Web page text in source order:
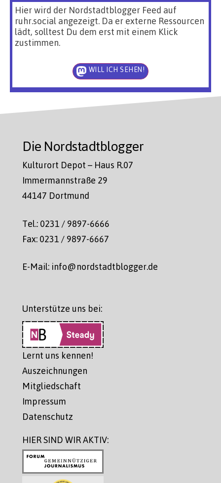
Hier wird der Nordstadtblogger Feed auf
ruhr.social angezeigt. Da er externe Ressourcen
lädt, solltest Du dem erst mit einem Klick
zustimmen.
WILL ICH SEHEN!
Die Nordstadtblogger
Kulturort Depot – Haus R.07
Immermannstraße 29
44147 Dortmund
Tel.: 0231 / 9897-6666
Fax: 0231 / 9897-6667
E-Mail: info@nordstadtblogger.de
Unterstütze uns bei:
Lernt uns kennen!
Auszeichnungen
Mitgliedschaft
Impressum
Datenschutz
HIER SIND WIR AKTIV: